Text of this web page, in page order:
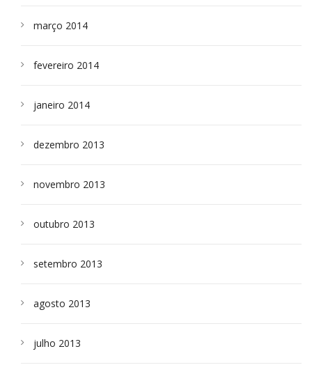
março 2014
fevereiro 2014
janeiro 2014
dezembro 2013
novembro 2013
outubro 2013
setembro 2013
agosto 2013
julho 2013